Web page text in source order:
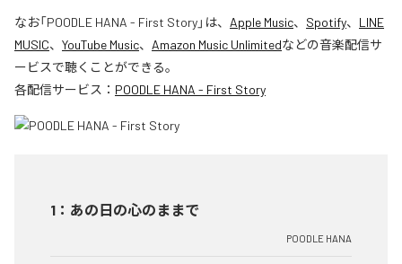
なお「POODLE HANA - First Story」は、 Apple Music、 Spotify、 LINE
MUSIC、 YouTube Music、 Amazon Music Unlimitedなどの音楽配信サ
ービスで聴くことができる。
各配信サービス： POODLE HANA - First Story
1 ： あの日の心のままで
POODLE HANA